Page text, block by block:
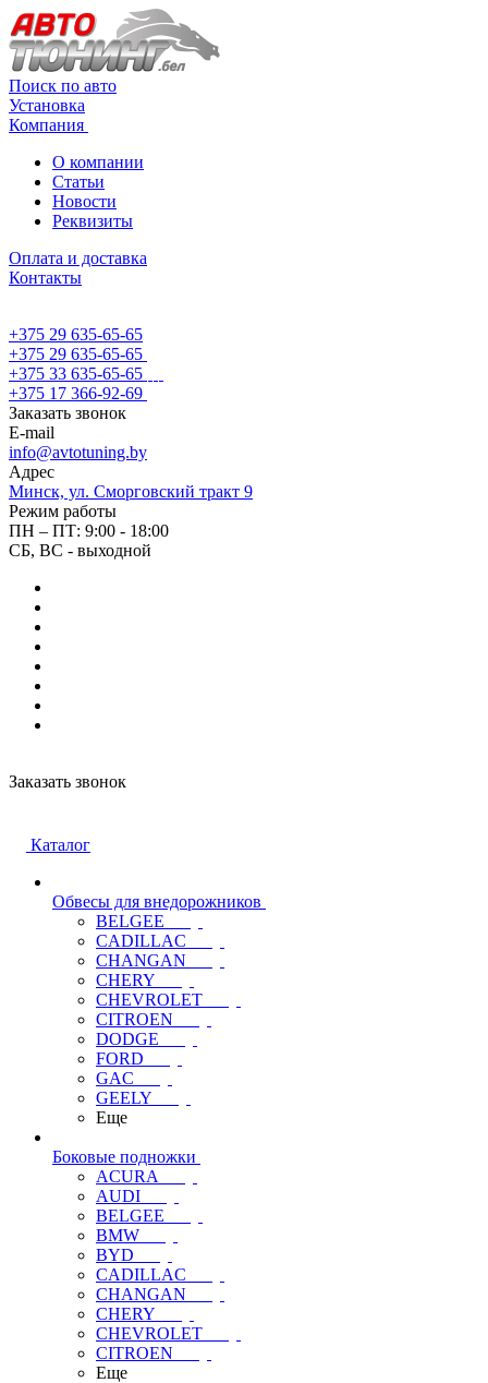
Поиск по авто
Установка
Компания
О компании
Статьи
Новости
Реквизиты
Оплата и доставка
Контакты
+375 29 635-65-65
+375 29 635-65-65
+375 33 635-65-65
+375 17 366-92-69
Заказать звонок
E-mail
info@avtotuning.by
Адрес
Минск, ул. Сморговский тракт 9
Режим работы
ПН – ПТ: 9:00 - 18:00
СБ, ВС - выходной
Заказать звонок
Каталог
Обвесы для внедорожников
BELGEE
CADILLAC
CHANGAN
CHERY
CHEVROLET
CITROEN
DODGE
FORD
GAC
GEELY
Еще
Боковые подножки
ACURA
AUDI
BELGEE
BMW
BYD
CADILLAC
CHANGAN
CHERY
CHEVROLET
CITROEN
Еще